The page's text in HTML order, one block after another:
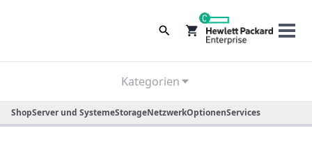
0
Kategorien
ShopServer und SystemeStorageNetzwerkOptionenServices